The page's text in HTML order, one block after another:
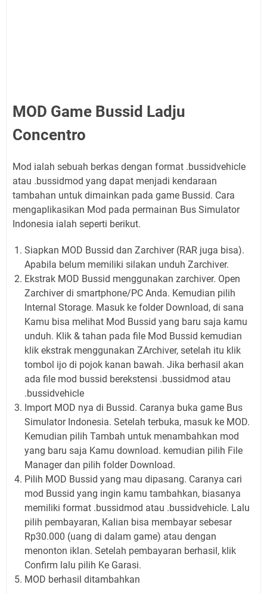
MOD Game Bussid Ladju
Concentro
Mod ialah sebuah berkas dengan format .bussidvehicle
atau .bussidmod yang dapat menjadi kendaraan
tambahan untuk dimainkan pada game Bussid. Cara
mengaplikasikan Mod pada permainan Bus Simulator
Indonesia ialah seperti berikut.
Siapkan MOD Bussid dan Zarchiver (RAR juga bisa).
Apabila belum memiliki silakan unduh Zarchiver.
Ekstrak MOD Bussid menggunakan zarchiver. Open
Zarchiver di smartphone/PC Anda. Kemudian pilih
Internal Storage. Masuk ke folder Download, di sana
Kamu bisa melihat Mod Bussid yang baru saja kamu
unduh. Klik & tahan pada file Mod Bussid kemudian
klik ekstrak menggunakan ZArchiver, setelah itu klik
tombol ijo di pojok kanan bawah. Jika berhasil akan
ada file mod bussid berekstensi .bussidmod atau
.bussidvehicle
Import MOD nya di Bussid. Caranya buka game Bus
Simulator Indonesia. Setelah terbuka, masuk ke MOD.
Kemudian pilih Tambah untuk menambahkan mod
yang baru saja Kamu download. kemudian pilih File
Manager dan pilih folder Download.
Pilih MOD Bussid yang mau dipasang. Caranya cari
mod Bussid yang ingin kamu tambahkan, biasanya
memiliki format .bussidmod atau .bussidvehicle. Lalu
pilih pembayaran, Kalian bisa membayar sebesar
Rp30.000 (uang di dalam game) atau dengan
menonton iklan. Setelah pembayaran berhasil, klik
Confirm lalu pilih Ke Garasi.
MOD berhasil ditambahkan